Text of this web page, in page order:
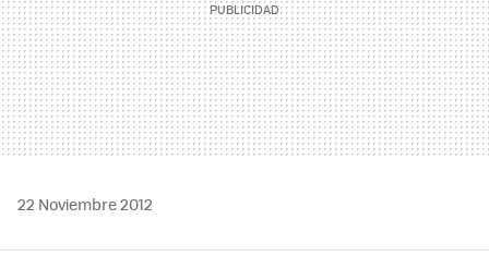
22 Noviembre 2012